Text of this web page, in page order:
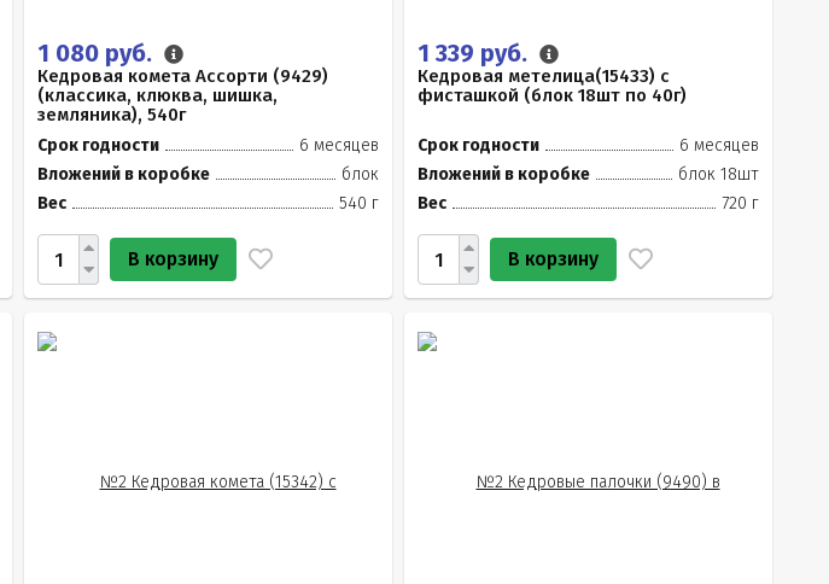
1 080 руб.
Кедровая комета Ассорти (9429)
(классика, клюква, шишка,
земляника), 540г
Срок годности
6 месяцев
Вложений в коробке
блок
Вес
540 г
В корзину
1 339 руб.
Кедровая метелица(15433) с
фисташкой (блок 18шт по 40г)
Срок годности
6 месяцев
Вложений в коробке
блок 18шт
Вес
720 г
В корзину